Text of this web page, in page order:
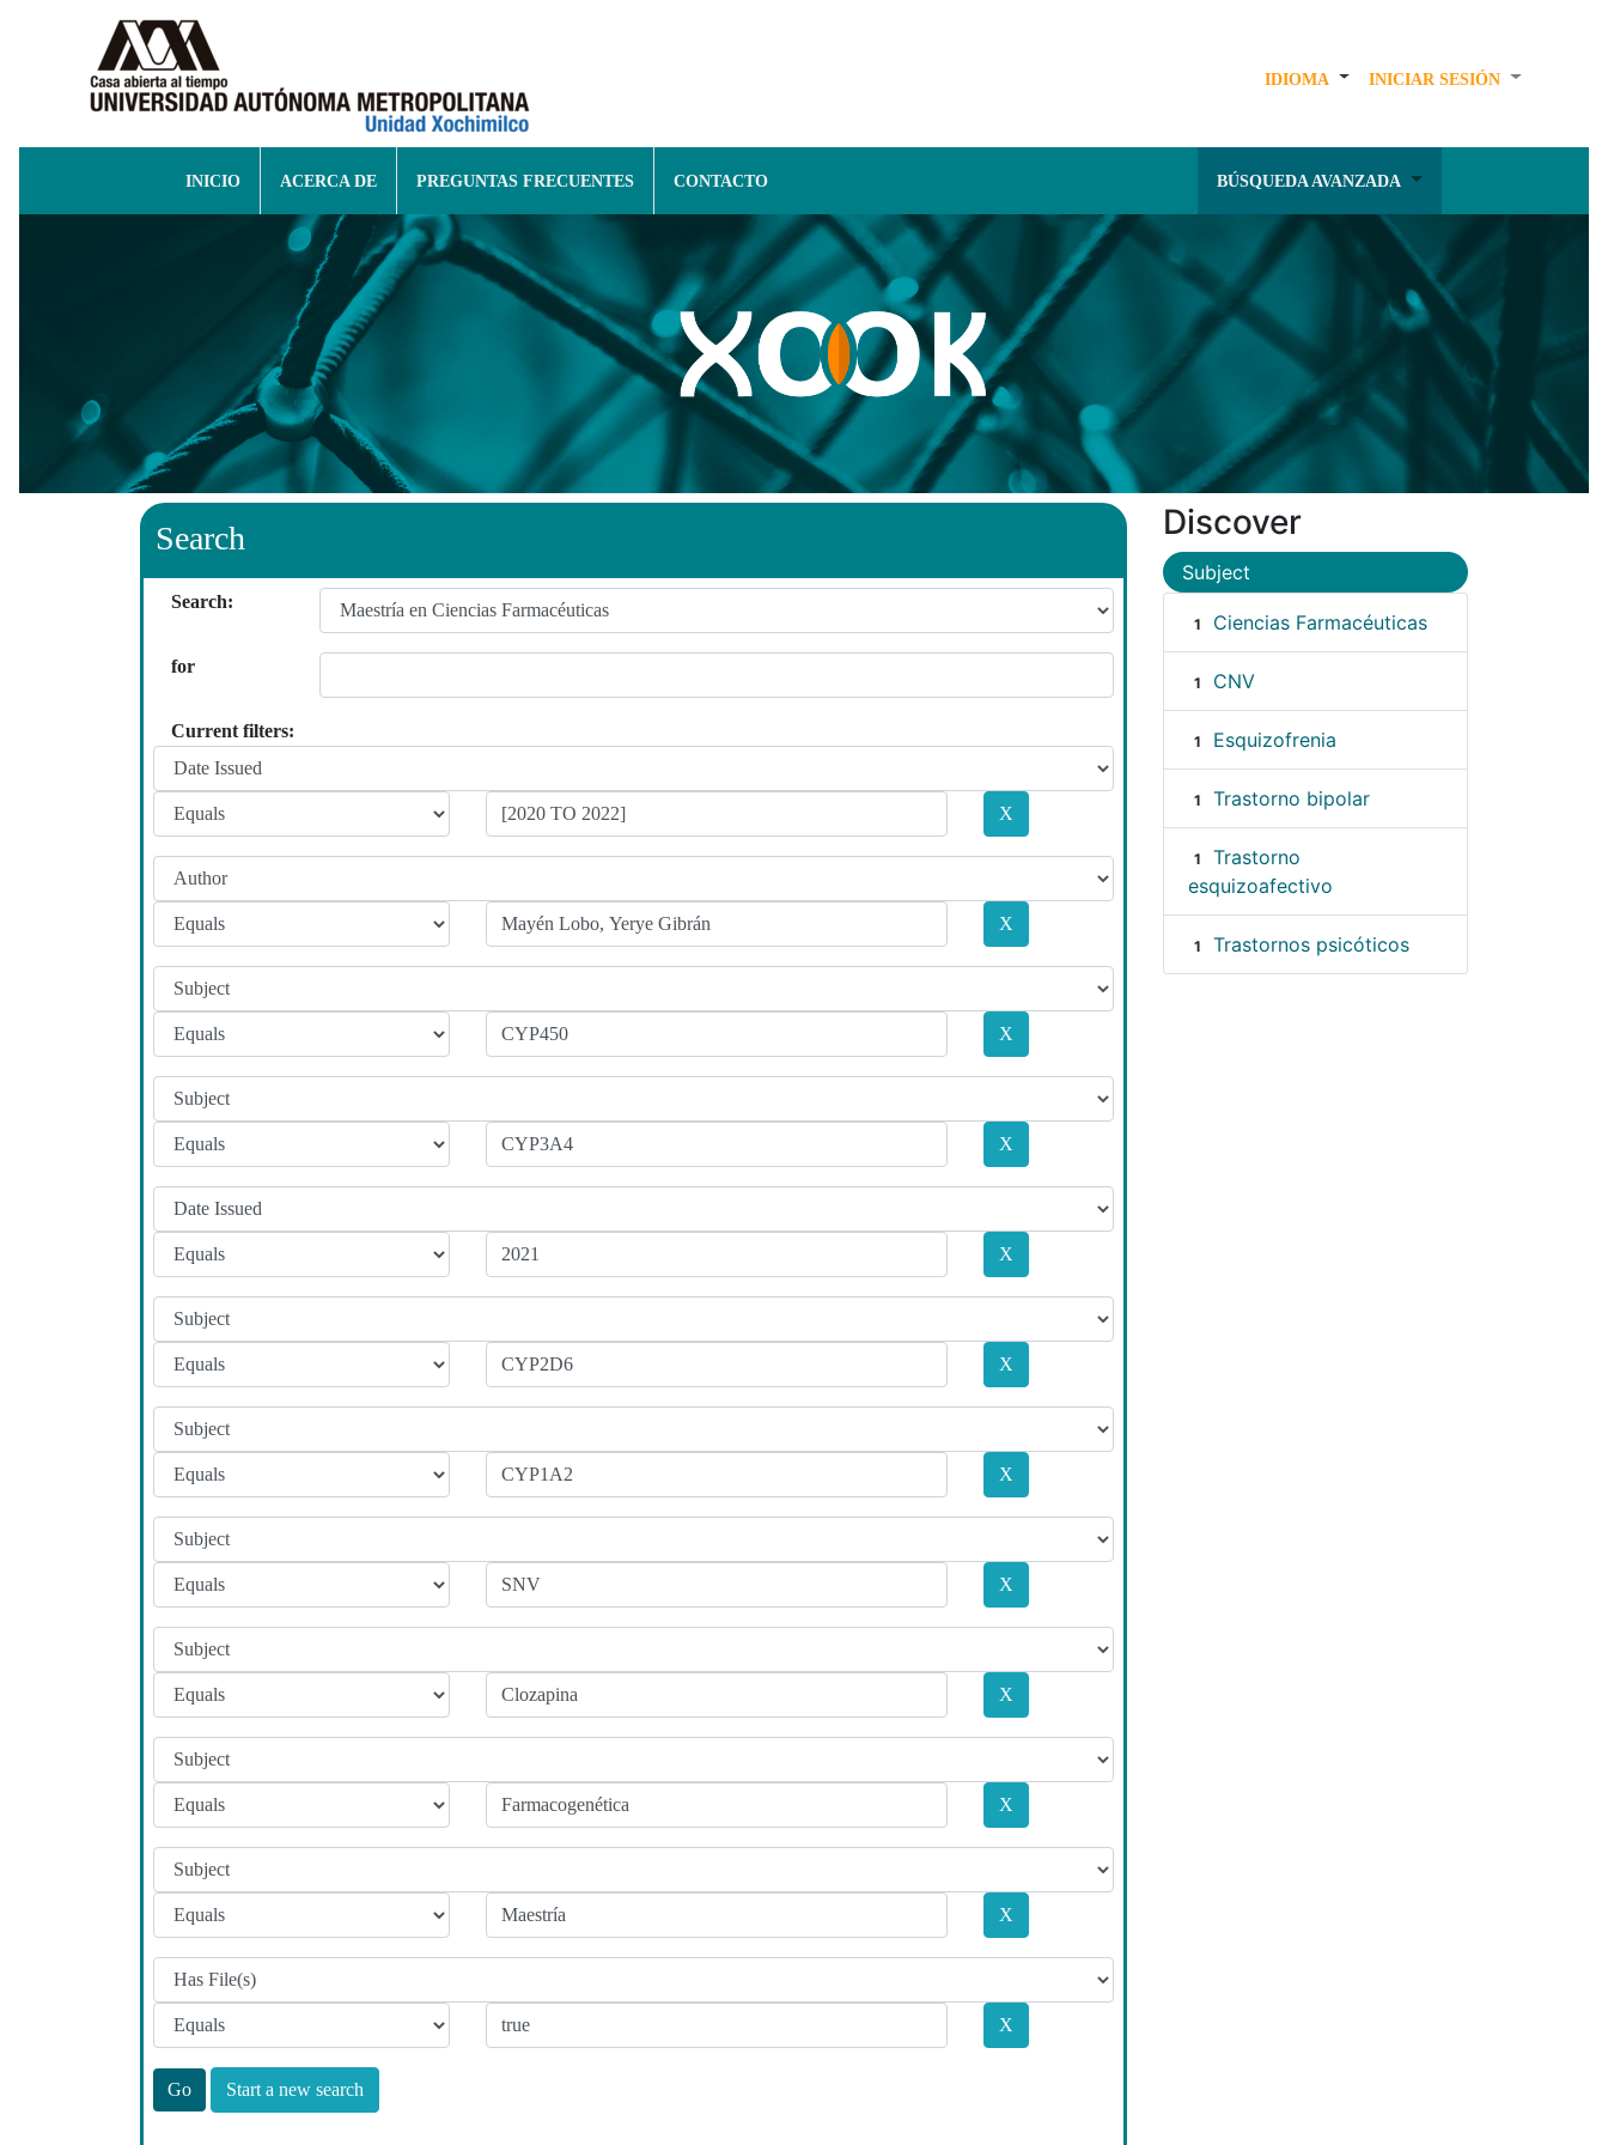
IDIOMA INICIAR SESIÓN
INICIO ACERCA DE PREGUNTAS FRECUENTES CONTACTO BÚSQUEDA AVANZADA
Search
Search:
for
Current filters:
Start a new search
Discover
Subject
1 Ciencias Farmacéuticas
1 CNV
1 Esquizofrenia
1 Trastorno bipolar
1
Trastorno
esquizoafectivo
1 Trastornos psicóticos